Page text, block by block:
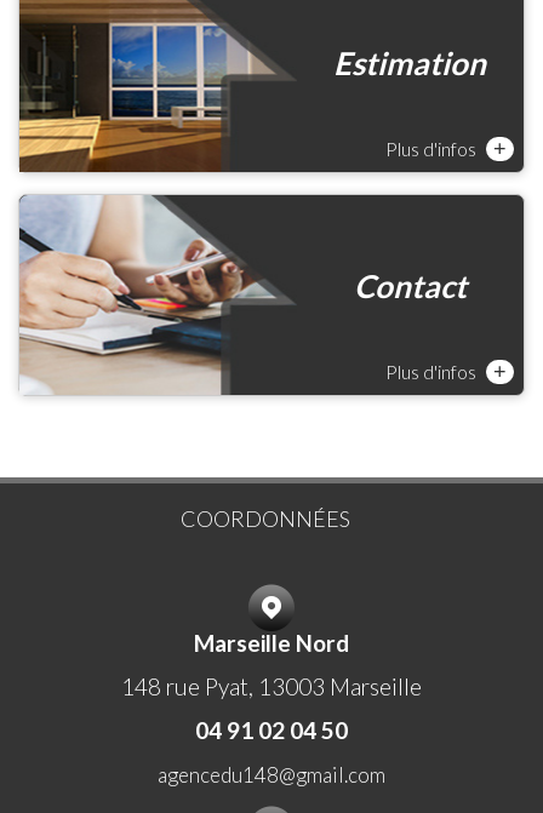
Estimation
Plus d'infos +
Contact
Plus d'infos +
COORDONNÉES
Marseille Nord
148 rue Pyat, 13003 Marseille
04 91 02 04 50
agencedu148@gmail.com